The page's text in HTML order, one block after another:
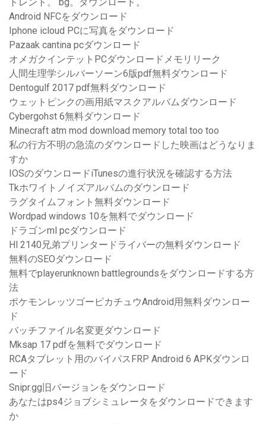
トレント。 bg。ダウンロード。
Android NFCをダウンロード
Iphone icloud PCに写真をダウンロード
Pazaak cantina pcダウンロード
オメガクインテットPCダウンロードメモリリーク
人間生理学シルバーソーン6版pdf無料ダウンロード
Dentogulf 2017 pdf無料ダウンロード
ウェットピンクの画用紙マスクアルバムダウンロード
Cybergohst 6無料ダウンロード
Minecraft atm mod download memory total too too
私の行方不明の急流のダウンロードした映画はどうなりま
すか
IOSのダウンロードiTunesの進行状況を確認する方法
Tkホワイトノイズアルバムのダウンロード
ラグタイムフォント無料ダウンロード
Wordpad windows 10を無料でダウンロード
ドラゴンml pcダウンロード
Hl 2140兄弟プリンタードライバーの無料ダウンロード
無料のSEOダウンロード
無料でplayerunknown battlegroundsをダウンロードする方
法
ポケモンレッツゴーピカチュウAndroid用無料ダウンロー
ド
バッチファイル名変更ダウンロード
Mksap 17 pdfを無料でダウンロード
RCAタブレット用のバイパスFRP Android 6 APKダウンロ
ード
Snipr.gg旧バージョンをダウンロード
あなたはps4ジョブシミュレータをダウンロードできます
か